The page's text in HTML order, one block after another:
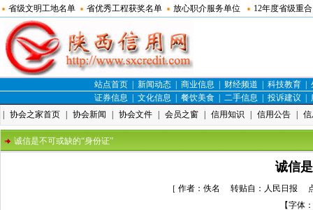
省级文明工地名单 省优秀工程获奖名单 放心职介服务单位 12年度省级重
站点首页 新闻动态 商业信息 财经频道 科技教育
证券信息
文化信息 餐饮美食 二手信息 投诉建议
协会之家首页 协会新闻 协会文件 会员之窗 信用知识 信用公告
诚信是不可或缺的“身份证”
诚信
［ 作者：佚名 转贴自：人民日报
【字体